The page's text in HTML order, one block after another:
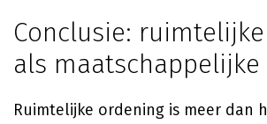
Conclusie:
als maatschappelijke
Ruimtelijke ordening is meer dan